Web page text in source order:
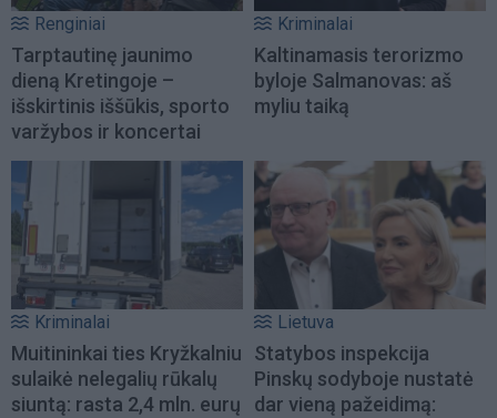
Renginiai
Tarptautinę jaunimo
dieną Kretingoje –
išskirtinis iššūkis, sporto
varžybos ir koncertai
Kriminalai
Kaltinamasis terorizmo
byloje Salmanovas: aš
myliu taiką
Kriminalai
Muitininkai ties Kryžkalniu
sulaikė nelegalių rūkalų
siuntą: rasta 2,4 mln. eurų
Lietuva
Statybos inspekcija
Pinskų sodyboje nustatė
dar vieną pažeidimą: